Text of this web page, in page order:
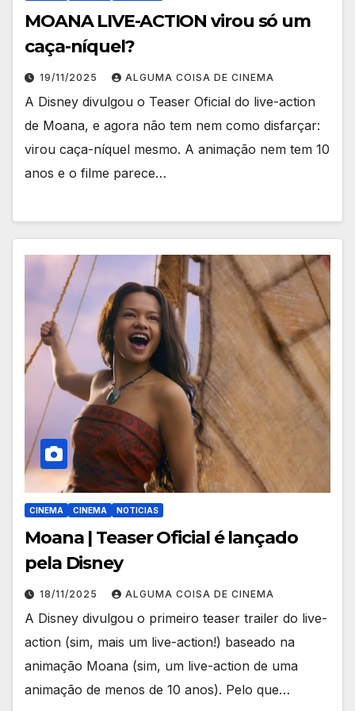
MOANA LIVE-ACTION virou só um
caça-níquel?
19/11/2025 ALGUMA COISA DE CINEMA
A Disney divulgou o Teaser Oficial do live-action
de Moana, e agora não tem nem como disfarçar:
virou caça-níquel mesmo. A animação nem tem 10
anos e o filme parece…
CINEMA CINEMA NOTICIAS
Moana | Teaser Oficial é lançado
pela Disney
18/11/2025 ALGUMA COISA DE CINEMA
A Disney divulgou o primeiro teaser trailer do live-
action (sim, mais um live-action!) baseado na
animação Moana (sim, um live-action de uma
animação de menos de 10 anos). Pelo que…